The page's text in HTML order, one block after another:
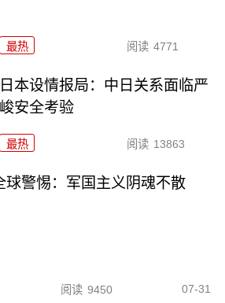
最热 阅读 4771
日本设情报局：中日关系面临严
峻安全考验
最热 阅读 13863
球警惕：军国主义阴魂不散
阅读 9450 07-31